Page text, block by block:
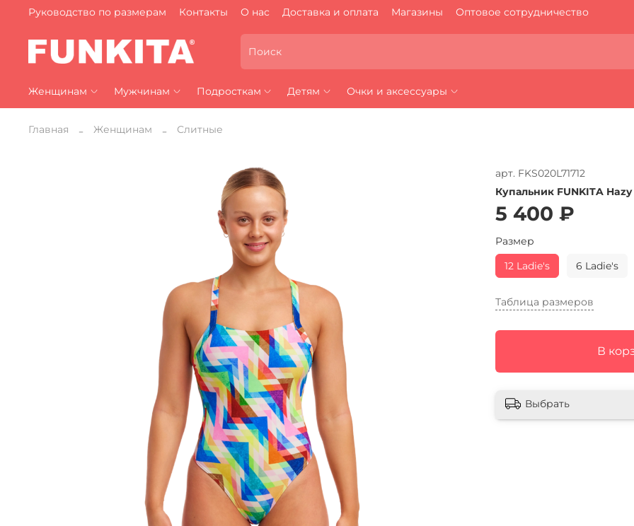
Руководство по размерам Контакты О нас Доставка и оплата Магазины Оптовое сотрудничество
Женщинам Мужчинам Подросткам Детям Очки и аксессуары
Главная Женщинам Слитные
арт. FKS020L71712
Купальник FUNKITA
5 400 ₽
Таблица размеров
В
Размер
12 Ladie's
6 Ladie's
Выбрать